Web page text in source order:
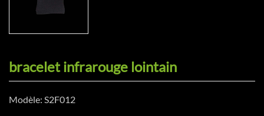
bracelet infrarouge lointain
Modèle: S2F012